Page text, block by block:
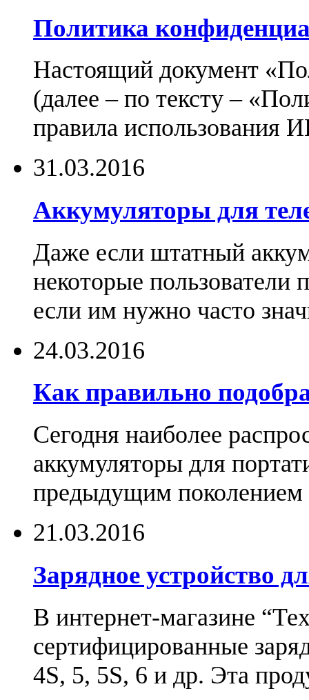
Политика
Настоящий документ
(далее – по тексту –
правила использования
31.03.2016
Аккумуляторы для
Даже если штатный
некоторые пользователи
если им нужно часто
24.03.2016
Как правильно
Сегодня наиболее
аккумуляторы для
предыдущим поколением
21.03.2016
Зарядное устройство
В интернет-магазине
сертифицированные
4S, 5, 5S, 6 и др. Эта